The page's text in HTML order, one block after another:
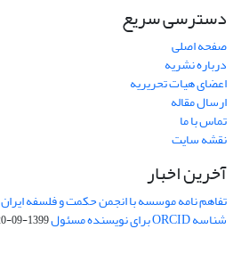
دسترسی سریع
صفحه اصلی
درباره نشریه
اعضای هیات تحریریه
ارسال مقاله
تماس با ما
نقشه سایت
آخرین اخبار
تفاهم نامه موسسه با انجمن حکمت و فلسفه ایران
شناسه ORCID برای نویسنده مسئول 1399-09-20